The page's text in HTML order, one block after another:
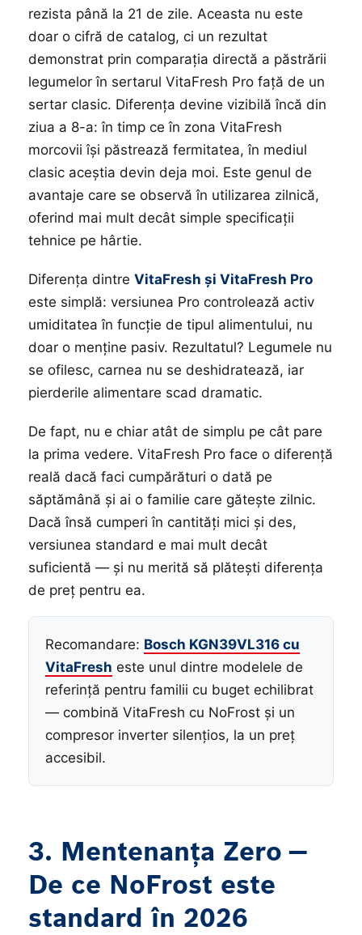
rezista până la 21 de zile. Aceasta nu este
doar o cifră de catalog, ci un rezultat
demonstrat prin comparația directă a păstrării
legumelor în sertarul VitaFresh Pro față de un
sertar clasic. Diferența devine vizibilă încă din
ziua a 8-a: în timp ce în zona VitaFresh
morcovii își păstrează fermitatea, în mediul
clasic aceștia devin deja moi. Este genul de
avantaje care se observă în utilizarea zilnică,
oferind mai mult decât simple specificații
tehnice pe hârtie.
Diferența dintre VitaFresh și VitaFresh Pro
este simplă: versiunea Pro controlează activ
umiditatea în funcție de tipul alimentului, nu
doar o menține pasiv. Rezultatul? Legumele nu
se ofilesc, carnea nu se deshidratează, iar
pierderile alimentare scad dramatic.
De fapt, nu e chiar atât de simplu pe cât pare
la prima vedere. VitaFresh Pro face o diferență
reală dacă faci cumpărături o dată pe
săptămână și ai o familie care gătește zilnic.
Dacă însă cumperi în cantități mici și des,
versiunea standard e mai mult decât
suficientă — și nu merită să plătești diferența
de preț pentru ea.
Recomandare: Bosch KGN39VL316 cu
VitaFresh este unul dintre modelele de
referință pentru familii cu buget echilibrat
— combină VitaFresh cu NoFrost și un
compresor inverter silențios, la un preț
accesibil.
3. Mentenanța Zero —
De ce NoFrost este
standard în 2026